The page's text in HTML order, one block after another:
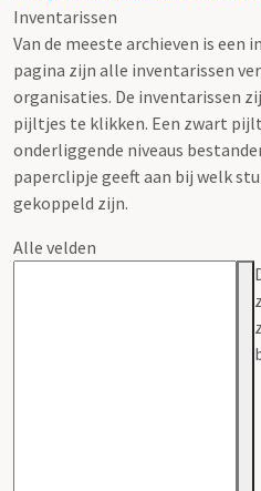
Inventarissen
Van de meeste archieven is een
pagina zijn alle inventarissen
organisaties. De inventarissen
pijltjes te klikken. Een zwart
onderliggende niveaus
paperclipje geeft aan bij welk
gekoppeld zijn.
Alle velden